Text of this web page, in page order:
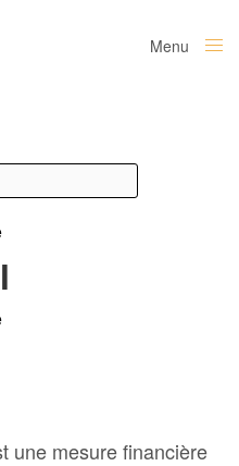
Menu
une mesure financière